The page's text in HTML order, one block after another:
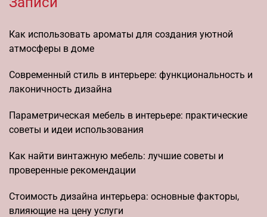
Как использовать ароматы для создания уютной
атмосферы в доме
Современный стиль в интерьере: функциональность и
лаконичность дизайна
Параметрическая мебель в интерьере: практические
советы и идеи использования
Как найти винтажную мебель: лучшие советы и
проверенные рекомендации
Стоимость дизайна интерьера: основные факторы,
влияющие на цену услуги